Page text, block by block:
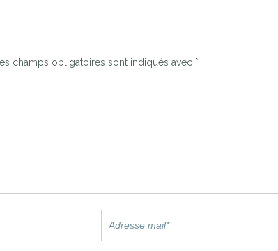
Les champs obligatoires sont indiqués avec *